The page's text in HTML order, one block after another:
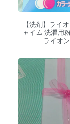
【洗剤】ライ
ャイム 洗濯用
ライオ